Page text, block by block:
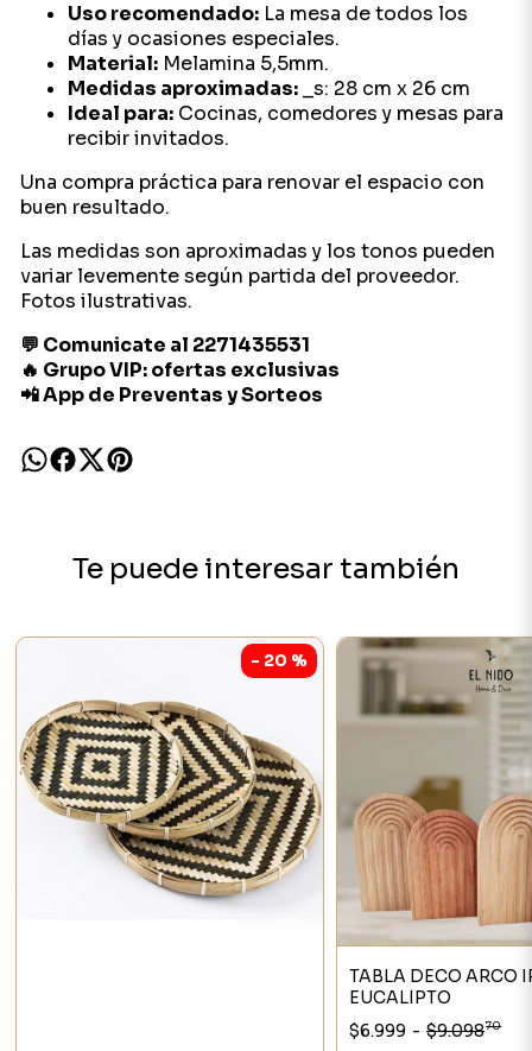
Uso recomendado:La mesa de todos los
días y ocasiones especiales.
Material:Melamina 5,5mm.
Medidas aproximadas:_s: 28 cm x 26 cm
Ideal para:Cocinas, comedores y mesas para
recibir invitados.
Una compra práctica para renovar el espacio con
buen resultado.
Las medidas son aproximadas y los tonos pueden
variar levemente según partida del proveedor.
Fotos ilustrativas.
💬 Comunicate al 2271435531
🔥 Grupo VIP: ofertas exclusivas
📲 App de Preventas y Sorteos
Te puede interesar también
- 20 %
TABLA DECO ARCO
EUCALIPTO
$6.999 - $9.09870